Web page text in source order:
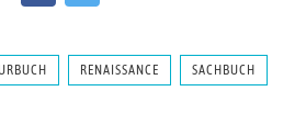
RENAISSANCE SACHBUCH